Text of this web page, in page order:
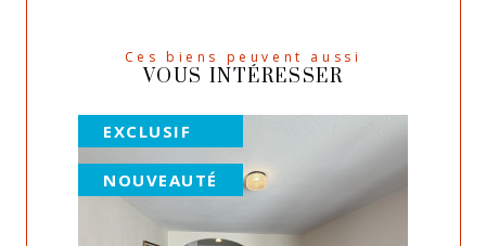
Ces biens peuvent aussi
VOUS INTÉRESSER
EXCLUSIF
NOUVEAUTÉ